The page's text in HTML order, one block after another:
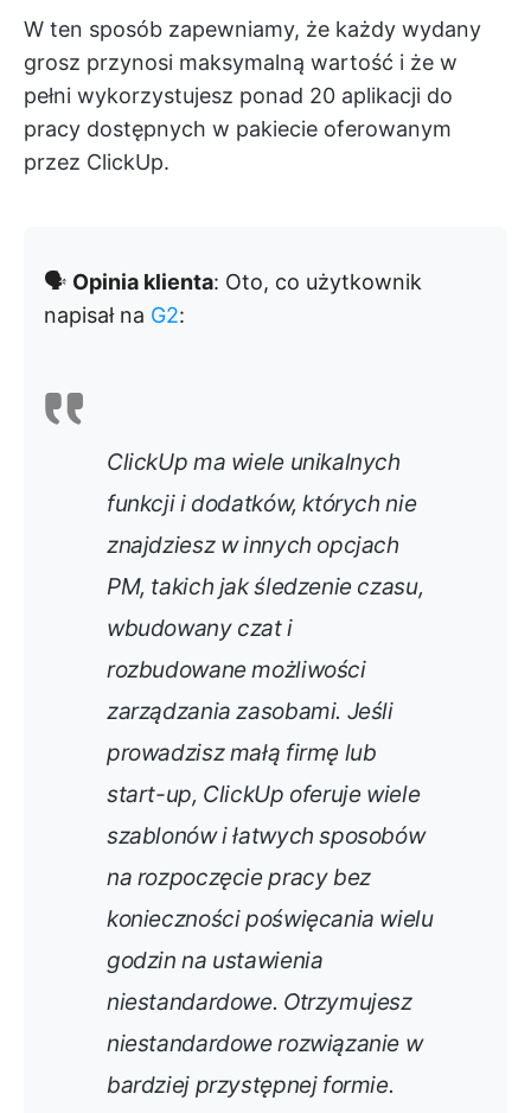
W ten sposób zapewniamy, że każdy wydany
grosz przynosi maksymalną wartość i że w
pełni wykorzystujesz ponad 20 aplikacji do
pracy dostępnych w pakiecie oferowanym
przez ClickUp.
🗣️ Opinia klienta: Oto, co użytkownik
napisał na G2:
ClickUp ma wiele unikalnych
funkcji i dodatków, których nie
znajdziesz w innych opcjach
PM, takich jak śledzenie czasu,
wbudowany czat i
rozbudowane możliwości
zarządzania zasobami. Jeśli
prowadzisz małą firmę lub
start-up, ClickUp oferuje wiele
szablonów i łatwych sposobów
na rozpoczęcie pracy bez
konieczności poświęcania wielu
godzin na ustawienia
niestandardowe. Otrzymujesz
niestandardowe rozwiązanie w
bardziej przystępnej formie.